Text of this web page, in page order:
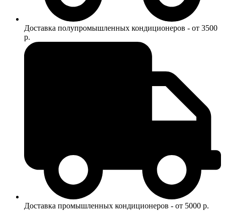
Доставка полупромышленных кондиционеров - от 3500
р.
Доставка промышленных кондиционеров - от 5000 р.